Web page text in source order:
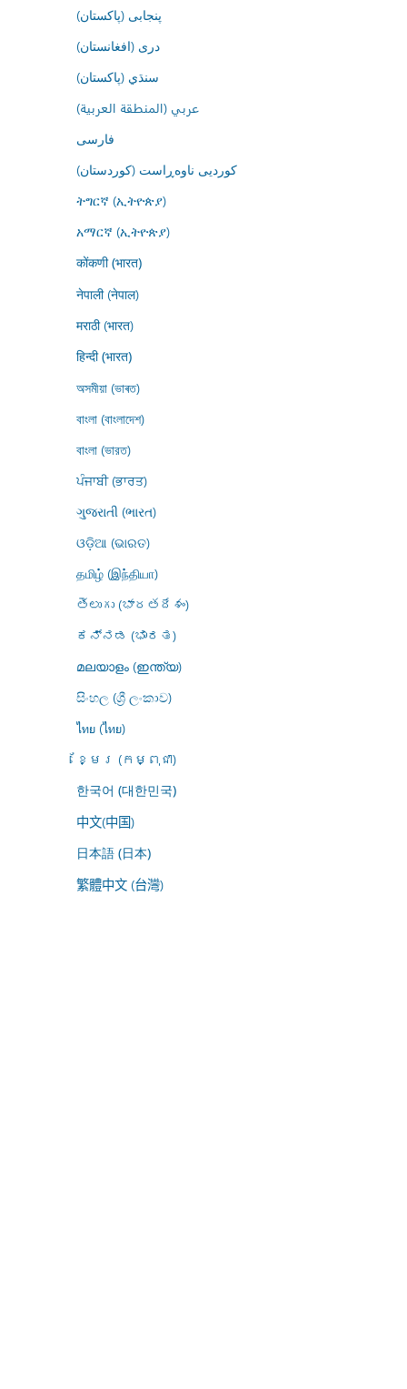
پنجابی (پاکستان)
درى (افغانستان)
سنڌي (پاکستان)
عربي (المنطقة العربية)
فارسى
کوردیی ناوەڕاست (کوردستان)
ትግርኛ (ኢትዮጵያ)
አማርኛ (ኢትዮጵያ)
कोंकणी (भारत)
नेपाली (नेपाल)
मराठी (भारत)
हिन्दी (भारत)
অসমীয়া (ভাৰত)
বাংলা (বাংলাদেশ)
বাংলা (ভারত)
ਪੰਜਾਬੀ (ਭਾਰਤ)
ગુજરાતી (ભારત)
ଓଡ଼ିଆ (ଭାରତ)
தமிழ் (இந்தியா)
తెలుగు (భారతదేశం)
ಕನ್ನಡ (ಭಾರತ)
മലയാളം (ഇന്ത്യ)
සිංහල (ශ්‍රී ලංකාව)
ไทย (ไทย)
ខ្មែរ (កម្ពុជា)
한국어 (대한민국)
中文(中国)
日本語 (日本)
繁體中文 (台灣)